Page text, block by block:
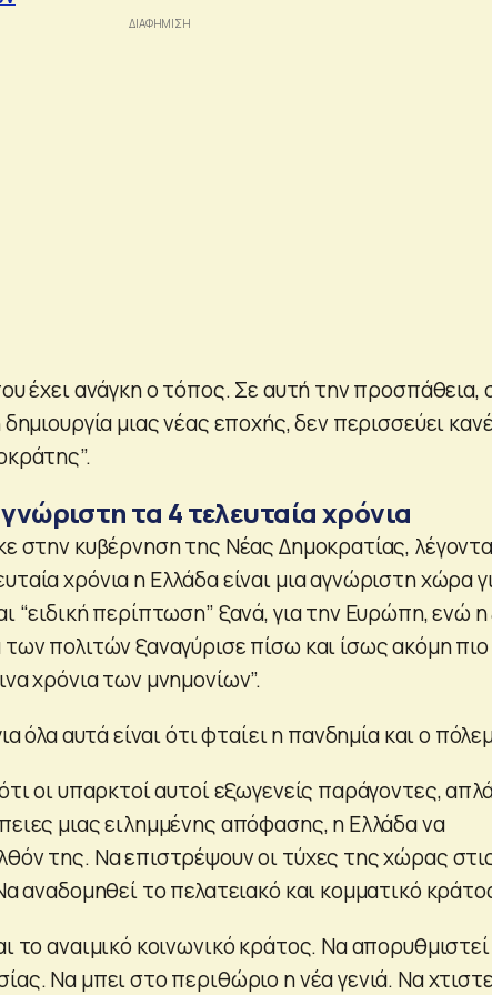
έχει ανάγκη ο τόπος. Σε αυτή την προσπάθεια,
μιας νέας εποχής, δεν περισσεύει
τα 4 τελευταία χρόνια
στην κυβέρνηση της Νέας Δημοκρατίας,
χρόνια η Ελλάδα είναι μια αγνώριστη χώρα
“ειδική περίπτωση” ξανά, για την Ευρώπη, ενώ
πολιτών ξαναγύρισε πίσω και ίσως ακόμη πιο
χρόνια των μνημονίων”.
όλα αυτά είναι ότι φταίει η πανδημία και ο
οι υπαρκτοί αυτοί εξωγενείς παράγοντες,
μιας ειλημμένης απόφασης, η Ελλάδα να
της. Να επιστρέψουν οι τύχες της χώρας
αναδομηθεί το πελατειακό και κομματικό
το αναιμικό κοινωνικό κράτος. Να απορυθμιστεί
Να μπει στο περιθώριο η νέα γενιά. Να